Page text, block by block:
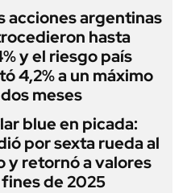
acciones argentinas
hasta
y el riesgo país
4,2% a un máximo
meses
blue en picada:
por sexta rueda al
y retornó a valores
de 2025